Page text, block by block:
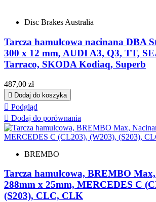
Disc Brakes Australia
Tarcza hamulcowa nacinana DBA
300 x 12 mm, AUDI A3, Q3, TT,
Tarraco, SKODA Kodiaq, Superb
Cena
487,00 zł
 Dodaj do koszyka
 Podgląd
 Dodaj do porównania
BREMBO
Tarcza hamulcowa, BREMBO
288mm x 25mm, MERCEDES C
(S203), CLC, CLK